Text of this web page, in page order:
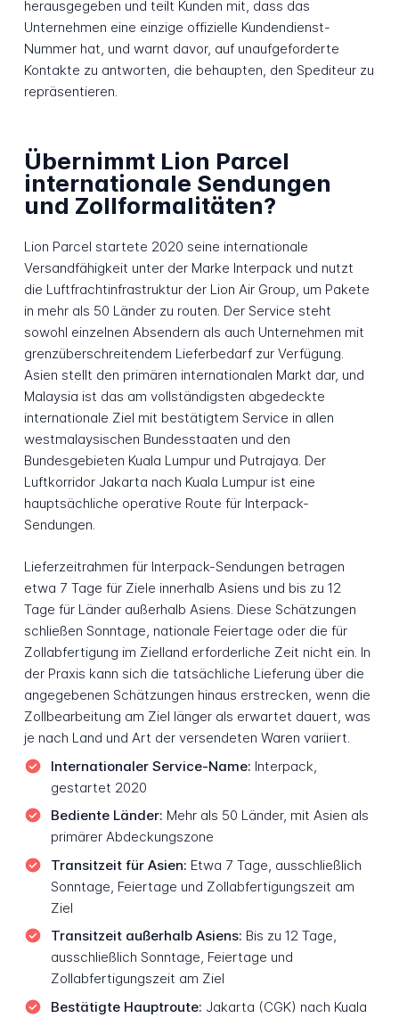
herausgegeben und teilt Kunden mit, dass das
Unternehmen eine einzige offizielle Kundendienst-
Nummer hat, und warnt davor, auf unaufgeforderte
Kontakte zu antworten, die behaupten, den Spediteur zu
repräsentieren.
Übernimmt Lion Parcel
internationale Sendungen
und Zollformalitäten?
Lion Parcel startete 2020 seine internationale
Versandfähigkeit unter der Marke Interpack und nutzt
die Luftfrachtinfrastruktur der Lion Air Group, um Pakete
in mehr als 50 Länder zu routen. Der Service steht
sowohl einzelnen Absendern als auch Unternehmen mit
grenzüberschreitendem Lieferbedarf zur Verfügung.
Asien stellt den primären internationalen Markt dar, und
Malaysia ist das am vollständigsten abgedeckte
internationale Ziel mit bestätigtem Service in allen
westmalaysischen Bundesstaaten und den
Bundesgebieten Kuala Lumpur und Putrajaya. Der
Luftkorridor Jakarta nach Kuala Lumpur ist eine
hauptsächliche operative Route für Interpack-
Sendungen.
Lieferzeitrahmen für Interpack-Sendungen betragen
etwa 7 Tage für Ziele innerhalb Asiens und bis zu 12
Tage für Länder außerhalb Asiens. Diese Schätzungen
schließen Sonntage, nationale Feiertage oder die für
Zollabfertigung im Zielland erforderliche Zeit nicht ein. In
der Praxis kann sich die tatsächliche Lieferung über die
angegebenen Schätzungen hinaus erstrecken, wenn die
Zollbearbeitung am Ziel länger als erwartet dauert, was
je nach Land und Art der versendeten Waren variiert.
Internationaler Service-Name: Interpack,
gestartet 2020
Bediente Länder: Mehr als 50 Länder, mit Asien als
primärer Abdeckungszone
Transitzeit für Asien: Etwa 7 Tage, ausschließlich
Sonntage, Feiertage und Zollabfertigungszeit am
Ziel
Transitzeit außerhalb Asiens: Bis zu 12 Tage,
ausschließlich Sonntage, Feiertage und
Zollabfertigungszeit am Ziel
Bestätigte Hauptroute: Jakarta (CGK) nach Kuala